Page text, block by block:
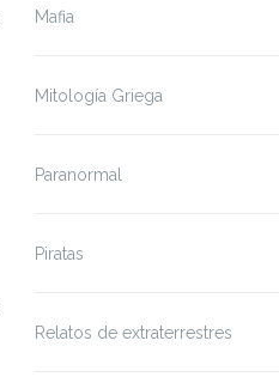
Mafia
Mitología Griega
Paranormal
Piratas
Relatos de extraterrestres